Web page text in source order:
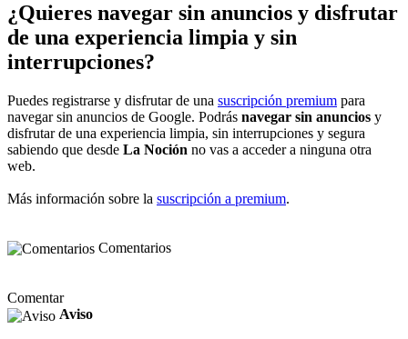
¿Quieres navegar sin anuncios y disfrutar
de una experiencia limpia y sin
interrupciones?
Puedes registrarse y disfrutar de una suscripción premium para
navegar sin anuncios de Google. Podrás navegar sin anuncios y
disfrutar de una experiencia limpia, sin interrupciones y segura
sabiendo que desde La Noción no vas a acceder a ninguna otra
web.
Más información sobre la suscripción a premium.
Comentarios
Comentar
Aviso